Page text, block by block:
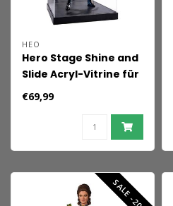
HEO
Hero Stage Shine and
Slide Acryl-Vitrine für
1/6-Figuren
€69,99
SALE -20%